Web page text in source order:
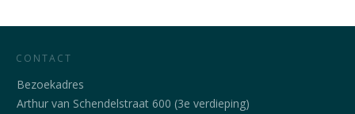
CONTACT
Bezoekadres
Arthur van Schendelstraat 600 (3e verdieping)